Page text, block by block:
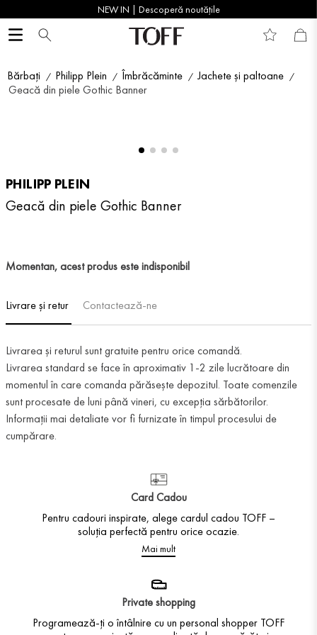
NEW IN | Descoperă noutățile
Bărbați Philipp Plein Îmbrăcăminte
Jachete și paltoane
Geacă din piele Gothic Banner
PHILIPP PLEIN
Geacă din piele Gothic Banner
Momentan, acest produs este indisponibil
Livrare și retur Contactează-ne
Livrarea și returul sunt gratuite pentru orice comandă.
Livrarea standard se face în aproximativ 1-2 zile lucrătoare din
momentul în care comanda părăsește depozitul. Toate comenzile
sunt procesate de luni până vineri, cu excepția sărbătorilor.
Informații mai detaliate vor fi furnizate în timpul procesului de
cumpărare.
Card Cadou
Pentru cadouri inspirate, alege cardul cadou TOFF –
soluția perfectă pentru orice ocazie.
Mai mult
Private shopping
Programează-ți o întâlnire cu un personal shopper TOFF